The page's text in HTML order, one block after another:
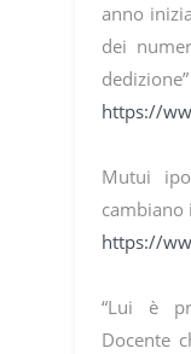
anno
dei
dedizione”
https://
Mutui
cambiano
https://
“Lui è
Docente